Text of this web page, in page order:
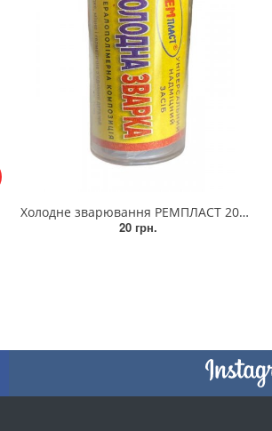
Холодне зварювання РЕМПЛАСТ 20 г мале
20 грн.